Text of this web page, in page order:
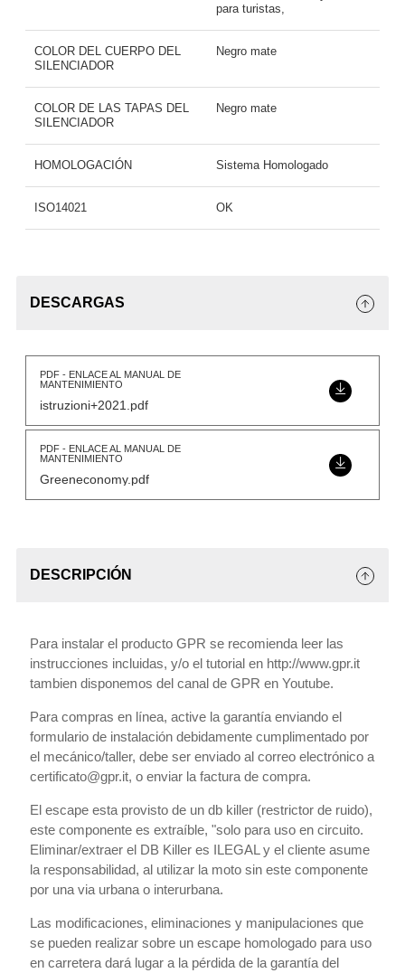
para turistas,
COLOR DEL CUERPO DEL
SILENCIADOR
Negro mate
COLOR DE LAS TAPAS DEL
SILENCIADOR
Negro mate
HOMOLOGACIÓN Sistema Homologado
ISO14021 OK
DESCARGAS
PDF - ENLACE AL MANUAL DE
MANTENIMIENTO
istruzioni+2021.pdf
PDF - ENLACE AL MANUAL DE
MANTENIMIENTO
Greeneconomy.pdf
DESCRIPCIÓN
Para instalar el producto GPR se recomienda leer las
instrucciones incluidas, y/o el tutorial en http://www.gpr.it
tambien disponemos del canal de GPR en Youtube.
Para compras en línea, active la garantía enviando el
formulario de instalación debidamente cumplimentado por
el mecánico/taller, debe ser enviado al correo electrónico a
certificato@gpr.it, o enviar la factura de compra.
El escape esta provisto de un db killer (restrictor de ruido),
este componente es extraíble, "solo para uso en circuito.
Eliminar/extraer el DB Killer es ILEGAL y el cliente asume
la responsabilidad, al utilizar la moto sin este componente
por una via urbana o interurbana.
Las modificaciones, eliminaciones y manipulaciones que
se pueden realizar sobre un escape homologado para uso
en carretera dará lugar a la pérdida de la garantía del